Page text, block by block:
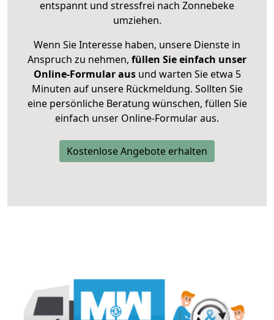
entspannt und stressfrei nach Zonnebeke
umziehen.
Wenn Sie Interesse haben, unsere Dienste in
Anspruch zu nehmen, füllen Sie einfach unser
Online-Formular ausund warten Sie etwa 5
Minuten auf unsere Rückmeldung. Sollten Sie
eine persönliche Beratung wünschen, füllen Sie
einfach unser Online-Formular aus.
Kostenlose Angebote erhalten